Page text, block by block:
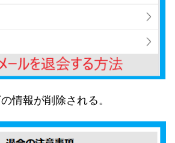
情報が削除される。